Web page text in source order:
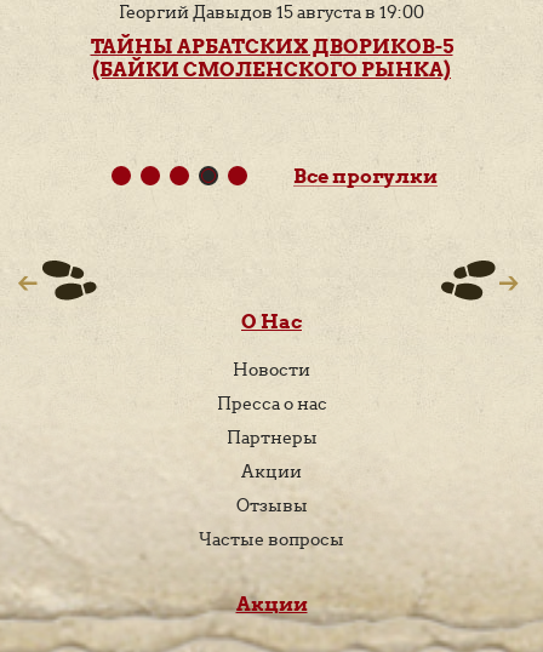
Георгий Давыдов 15 августа в 19:00
ТАЙНЫ АРБАТСКИХ ДВОРИКОВ-5
(БАЙКИ СМОЛЕНСКОГО РЫНКА)
Все прогулки
О Нас
Новости
Пресса о нас
Партнеры
Акции
Отзывы
Частые вопросы
Акции